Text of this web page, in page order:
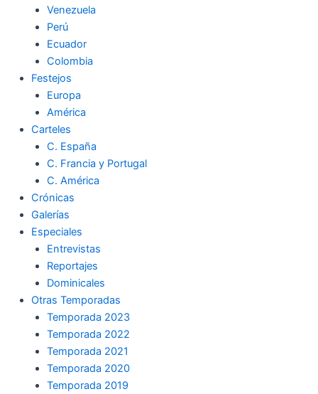
k
Venezuela
Perú
Ecuador
Colombia
Festejos
Europa
América
Carteles
C. España
C. Francia y Portugal
C. América
Crónicas
Galerías
Especiales
Entrevistas
Reportajes
Dominicales
Otras Temporadas
Temporada 2023
Temporada 2022
Temporada 2021
Temporada 2020
Temporada 2019